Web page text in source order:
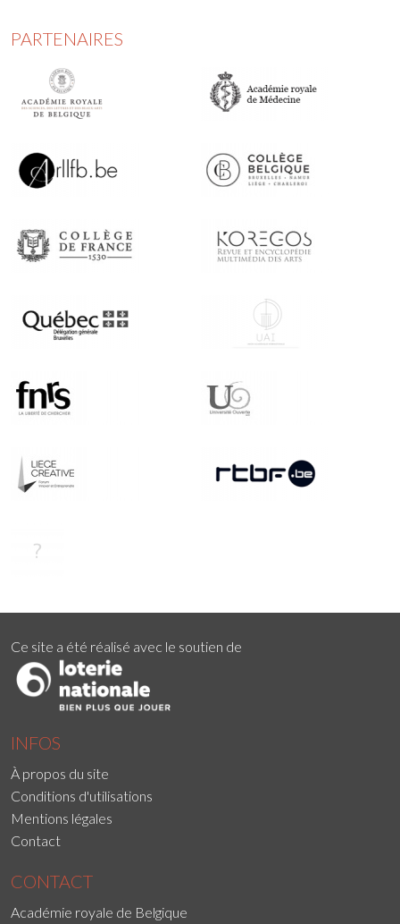
PARTENAIRES
Ce site a été réalisé avec le soutien de
INFOS
À propos du site
Conditions d'utilisations
Mentions légales
Contact
CONTACT
Académie royale de Belgique